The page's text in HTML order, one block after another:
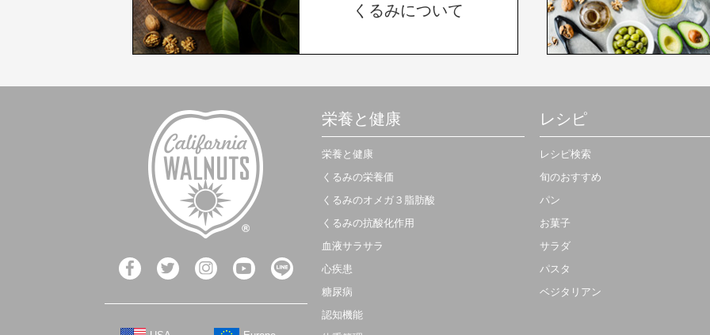
くるみについて
栄養と健康
栄養と健康
くるみの栄養価
くるみのオメガ３脂肪酸
くるみの抗酸化作用
血液サラサラ
心疾患
糖尿病
認知機能
レシピ
レシピ検索
旬のおすすめ
パン
お菓子
サラダ
パスタ
ベジタリアン